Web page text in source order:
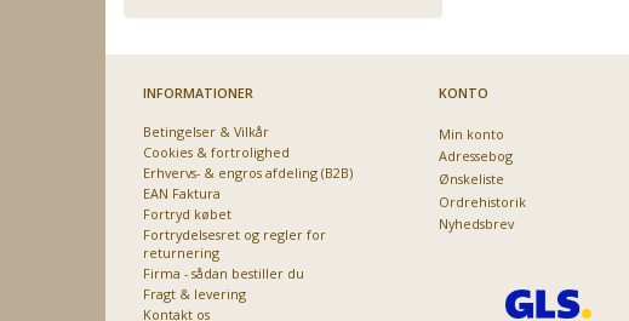
INFORMATIONER
Betingelser & Vilkår
Cookies & fortrolighed
Erhvervs- & engros afdeling (B2B)
EAN Faktura
Fortryd købet
Fortrydelsesret og regler for
returnering
Firma - sådan bestiller du
Fragt & levering
Kontakt os
KONTO
Min konto
Adressebog
Ønskeliste
Ordrehistorik
Nyhedsbrev